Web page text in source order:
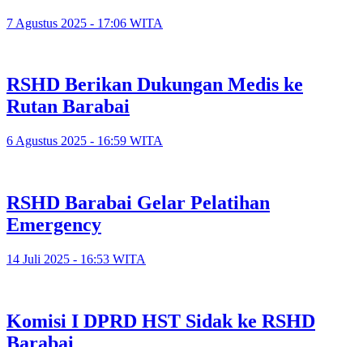
7 Agustus 2025 - 17:06 WITA
RSHD Berikan Dukungan Medis ke
Rutan Barabai
6 Agustus 2025 - 16:59 WITA
RSHD Barabai Gelar Pelatihan
Emergency
14 Juli 2025 - 16:53 WITA
Komisi I DPRD HST Sidak ke RSHD